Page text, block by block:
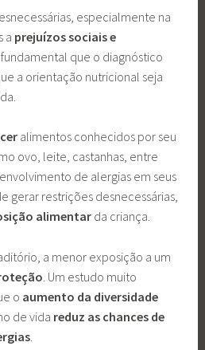
especialmente na
a prejuízos sociais e
fundamental que o diagnóstico
a orientação nutricional seja
alimentos conhecidos por seu
ovo, leite, castanhas, entre
de alergias em seus
gerar restrições desnecessárias,
alimentar da criança.
a menor exposição a um
. Um estudo muito
o aumento da diversidade
de vida reduz as chances de